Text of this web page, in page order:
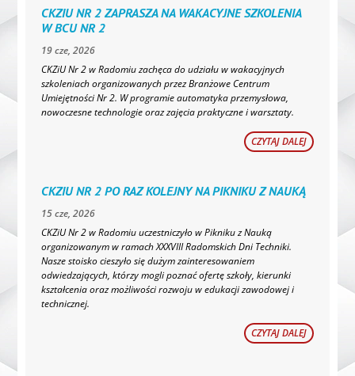
CKZIU NR 2 ZAPRASZA NA WAKACYJNE SZKOLENIA
W BCU NR 2
19 cze, 2026
CKZiU Nr 2 w Radomiu zachęca do udziału w wakacyjnych
szkoleniach organizowanych przez Branżowe Centrum
Umiejętności Nr 2. W programie automatyka przemysłowa,
nowoczesne technologie oraz zajęcia praktyczne i warsztaty.
CZYTAJ DALEJ
CKZIU NR 2 PO RAZ KOLEJNY NA PIKNIKU Z NAUKĄ
15 cze, 2026
CKZiU Nr 2 w Radomiu uczestniczyło w Pikniku z Nauką
organizowanym w ramach XXXVIII Radomskich Dni Techniki.
Nasze stoisko cieszyło się dużym zainteresowaniem
odwiedzających, którzy mogli poznać ofertę szkoły, kierunki
kształcenia oraz możliwości rozwoju w edukacji zawodowej i
technicznej.
CZYTAJ DALEJ